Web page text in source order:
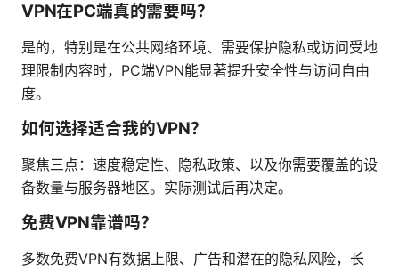
VPN在PC端真的需要吗？
是的，特别是在公共网络环境、需要保护隐私或访问受地
理限制内容时，PC端VPN能显著提升安全性与访问自由
度。
如何选择适合我的VPN？
聚焦三点：速度稳定性、隐私政策、以及你需要覆盖的设
备数量与服务器地区。实际测试后再决定。
免费VPN靠谱吗？
多数免费VPN有数据上限、广告和潜在的隐私风险，长